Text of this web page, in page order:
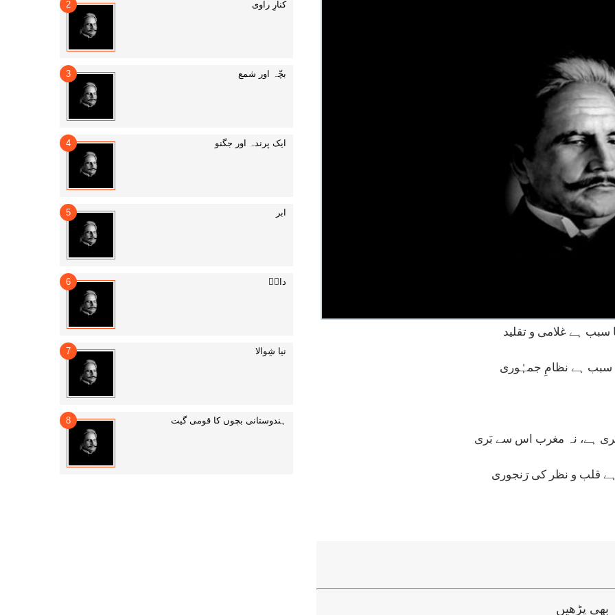
ہے غلامی و تقلید
سبب ہے نظامِ جمہُوری
ہے، نہ مغرب اس سے بَری
قلب و نظر کی رَنجوری
بھی پڑھیں
کنارِ راوی
بچّہ اور شمع
ایک پرندہ اور جگنو
ابر
داغؔ
نیا شِوالا
ہندوستانی بچوں کا قومی گیت